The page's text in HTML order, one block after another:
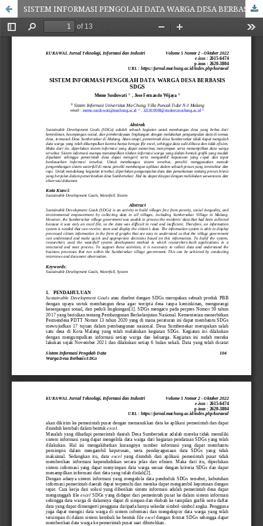
SISTEM INFORMASI PENGOLAH DATA WARGA DESA BERBASIS SDGS